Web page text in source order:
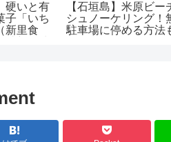
硬いと有
子「いち
新里食
【石垣島】米原ビー
シュノーケリング！
駐車場に停める方法